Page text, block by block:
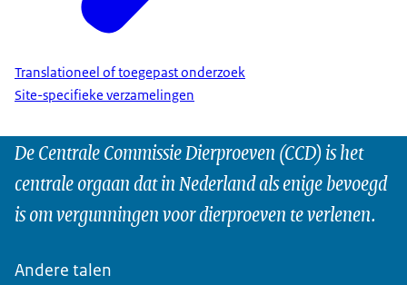
Translationeel of toegepast onderzoek
Site-specifieke verzamelingen
De Centrale Commissie Dierproeven (CCD) is het
centrale orgaan dat in Nederland als enige bevoegd
is om vergunningen voor dierproeven te verlenen.
Andere talen